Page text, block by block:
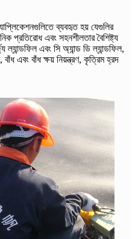
ব্যবহৃত হয় যেগুলির
প্রতিরোধ এবং সহনশীলতার বৈশিষ্ট্য
ল্যান্ডফিল এবং সি অ্যান্ড ডি ল্যান্ডফিল,
এবং বাঁধ ক্ষয় নিয়ন্ত্রণ, কৃত্রিম হ্রদ